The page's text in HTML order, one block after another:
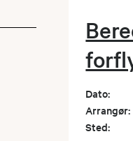
Straume, medlem av
medlem av
Dato:
Arrangør:
Sted: